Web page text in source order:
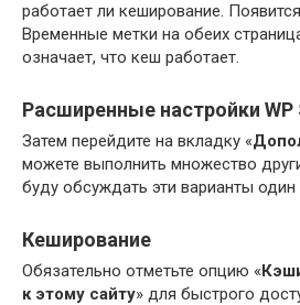
работает ли кеширование.
Временные метки на обеих
означает, что кеш работает.
Расширенные настройки WP
Затем перейдите на вкладку «
можете выполнить множество
буду обсуждать эти варианты один
Кеширование
Обязательно отметьте опцию «
к этому сайту» для быстрого